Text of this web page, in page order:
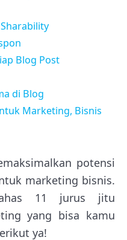
Blog Post
di Blog
Marketing, Bisnis
potensi
marketing bisnis.
11 jurus jitu
yang bisa kamu
ya!